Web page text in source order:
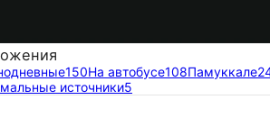
150На автобусе108Памуккале
источники5